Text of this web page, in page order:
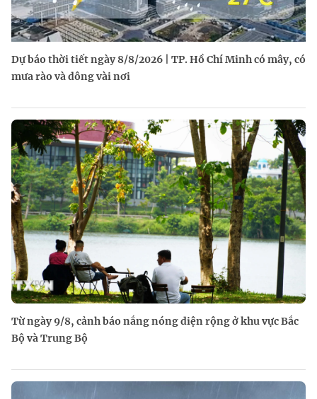
Dự báo thời tiết ngày 8/8/2026 | TP. Hồ Chí Minh có mây, có
mưa rào và dông vài nơi
Từ ngày 9/8, cảnh báo nắng nóng diện rộng ở khu vực Bắc
Bộ và Trung Bộ